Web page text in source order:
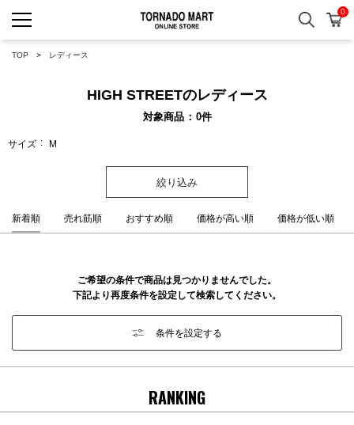
検索 カ
0
TOP レディース
HIGH STREETのレディース
対象商品 0件
サイズ M
絞り込み
新着順 売れ筋順 おすすめ順 価格が高い順 価格が低い順
ご希望の条件で商品は見つかりませんでした。
下記より再度条件を設定して検索してください。
条件を設定する
RANKING